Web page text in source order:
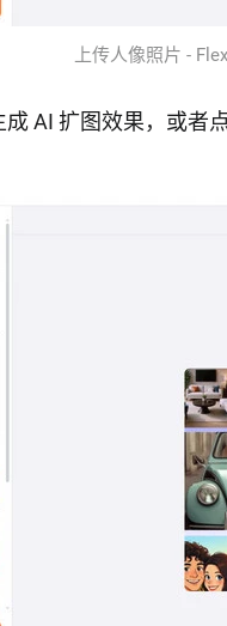
上传人像照片 -
AI 扩图效果，或者